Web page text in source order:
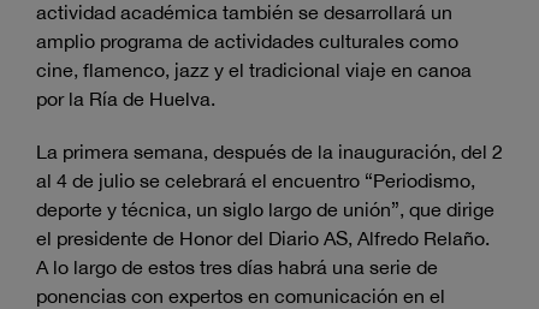
actividad académica también se desarrollará un
amplio programa de actividades culturales como
cine, flamenco, jazz y el tradicional viaje en canoa
por la Ría de Huelva.
La primera semana, después de la inauguración, del 2
al 4 de julio se celebrará el encuentro “Periodismo,
deporte y técnica, un siglo largo de unión”, que dirige
el presidente de Honor del Diario AS, Alfredo Relaño.
A lo largo de estos tres días habrá una serie de
ponencias con expertos en comunicación en el